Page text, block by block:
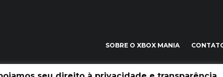
SOBRE O XBOX MANIA